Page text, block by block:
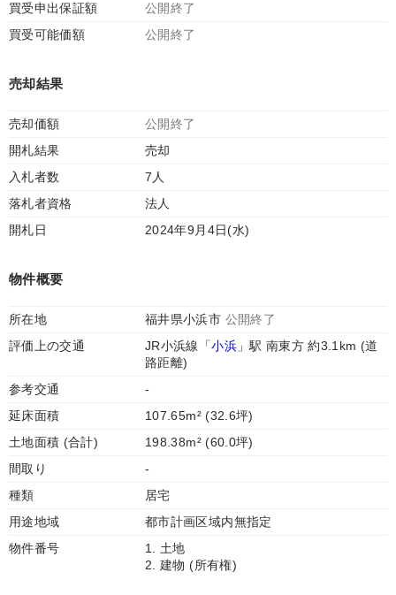
買受申出保証額
公開終了
買受可能価額
公開終了
売却結果
売却価額
公開終了
開札結果
売却
入札者数
7人
落札者資格
法人
開札日
2024年9月4日(水)
物件概要
所在地 福井県小浜市 公開終了
評価上の交通
JR小浜線「小浜」駅 南東方 約3.1km (道
路距離)
参考交通
-
延床面積
107.65m² (32.6坪)
土地面積 (合計)
198.38m² (60.0坪)
間取り
-
種類
居宅
用途地域
都市計画区域内無指定
物件番号
1. 土地
2. 建物 (所有権)